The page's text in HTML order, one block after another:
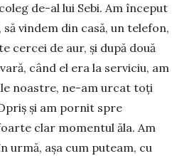
de-al lui Sebi. Am început
vindem din casă, un telefon,
cercei de aur, și după două
când el era la serviciu, am
noastre, ne-am urcat toți
și am pornit spre
clar momentul ăla. Am
urmă, așa cum puteam, cu